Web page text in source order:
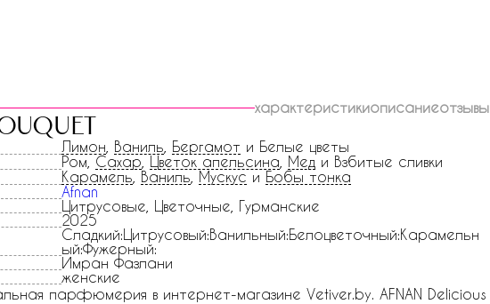
характеристикиописаниеотзывы
Лимон Ваниль Бергамот и Белые цветы
Ром, Сахар Цветок апельсина Мед и Взбитые сливки
Карамель Ваниль Мускус и Бобы тонка
Afnan
Цитрусовые, Цветочные, Гурманские
2025
Сладкий:Цитрусовый:Ванильный:Белоцветочный:Карамельн
ый:Фужерный:
Имран Фазлани
женские
парфюмерия в интернет-магазине Vetiver.by. AFNAN Delicious